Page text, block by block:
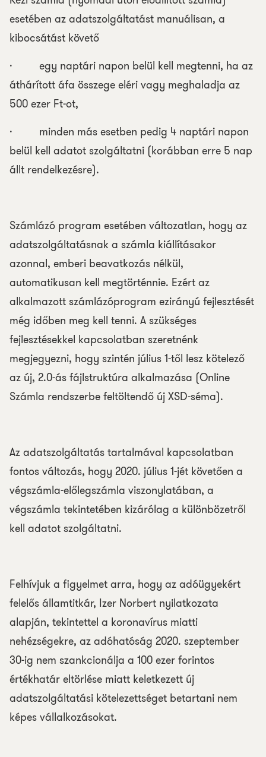
esetében az adatszolgáltatást manuálisan, a
kibocsátást követő
· egy naptári napon belül kell megtenni, ha az
áthárított áfa összege eléri vagy meghaladja az
500 ezer Ft-ot,
· minden más esetben pedig 4 naptári napon
belül kell adatot szolgáltatni (korábban erre 5 nap
állt rendelkezésre).
Számlázó program esetében változatlan, hogy az
adatszolgáltatásnak a számla kiállításakor
azonnal, emberi beavatkozás nélkül,
automatikusan kell megtörténnie. Ezért az
alkalmazott számlázóprogram ezirányú fejlesztését
még időben meg kell tenni. A szükséges
fejlesztésekkel kapcsolatban szeretnénk
megjegyezni, hogy szintén július 1-től lesz kötelező
az új, 2.0-ás fájlstruktúra alkalmazása (Online
Számla rendszerbe feltöltendő új XSD-séma).
Az adatszolgáltatás tartalmával kapcsolatban
fontos változás, hogy 2020. július 1-jét követően a
végszámla-előlegszámla viszonylatában, a
végszámla tekintetében kizárólag a különbözetről
kell adatot szolgáltatni.
Felhívjuk a figyelmet arra, hogy az adóügyekért
felelős államtitkár, Izer Norbert nyilatkozata
alapján, tekintettel a koronavírus miatti
nehézségekre, az adóhatóság 2020. szeptember
30-ig nem szankcionálja a 100 ezer forintos
értékhatár eltörlése miatt keletkezett új
adatszolgáltatási kötelezettséget betartani nem
képes vállalkozásokat.